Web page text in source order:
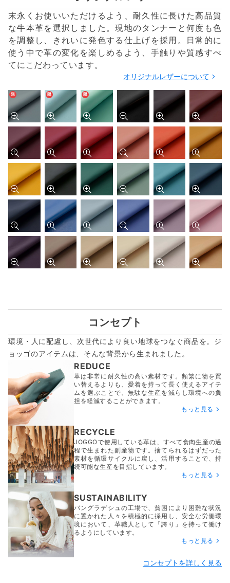
末永くお使いいただけるよう、耐久性に長けた高品質
な牛本革を選択しました。現地のタンナーと何度も色
を調整し、きれいに発色する仕上げを採用。日常的に
使う中で革の変化を楽しめるよう、手触りや質感すべ
てにこだわっています。
オリジナルレザーについて
限 限 限
コンセプト
環境・人に配慮し、次世代により良い地球をつなぐ商品を。ジ
ョッゴのアイテムは、 そんな背景から生まれました。
REDUCE
革は非常に耐久性の高い素材です。頻繁に物を買
い替えるよりも、愛着を持って長く使えるアイテ
ムを選ぶことで、無駄な生産を減らし環境への負
担を軽減することができます。
もっと見る
RECYCLE
JOGGOで使用している革は、すべて食肉生産の過
程で生まれた副産物です。捨てられるはずだった
素材を循環サイクルに戻し、活用することで、持
続可能な生産を目指しています。
もっと見る
SUSTAINABILITY
バングラデシュの工場で、貧困により困難な状況
に置かれた人々を積極的に採用し、安全な労働環
境において、革職人として「誇り」を持って働け
るようにしています。
もっと見る
コンセプトを詳しく見る